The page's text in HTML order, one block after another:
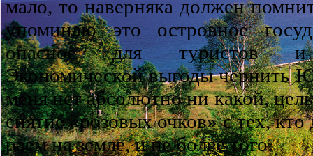
мало, то наверняка должен
упоминаю это островное
опасное для туристов и
Экономической выгоды чернить
меня нет абсолютно ни какой,
снятие «розовых очков» с тех,
раем на земле, и не более того.